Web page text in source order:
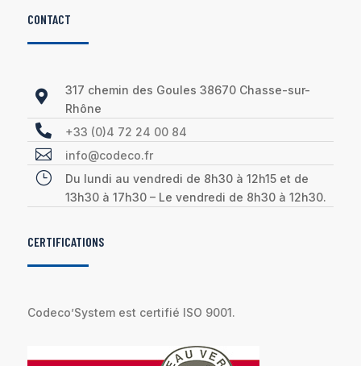
CONTACT

317 chemin des Goules 38670 Chasse-sur-
Rhône
 +33 (0)4 72 24 00 84
 info@codeco.fr
}
Du lundi au vendredi de 8h30 à 12h15 et de
13h30 à 17h30 – Le vendredi de 8h30 à 12h30.
CERTIFICATIONS
Codeco’System est certifié ISO 9001.